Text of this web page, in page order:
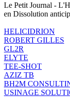
Le Petit Journal -
en Dissolution
HELICIDRION
ROBERT GILLES
GL2R
ELYTE
TEE-SHOT
AZIZ TB
BH2M
USINAGE